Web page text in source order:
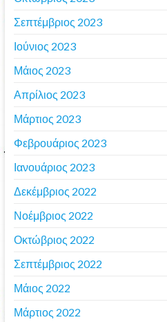
Σεπτέμβριος 2023
Ιούνιος 2023
Μάιος 2023
Απρίλιος 2023
Μάρτιος 2023
Φεβρουάριος 2023
Ιανουάριος 2023
Δεκέμβριος 2022
Νοέμβριος 2022
Οκτώβριος 2022
Σεπτέμβριος 2022
Μάιος 2022
Μάρτιος 2022